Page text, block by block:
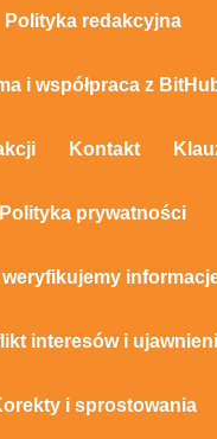
Polityka redakcyjna
i współpraca z
Kontakt
Polityka prywatności
interesów i
i sprostowania